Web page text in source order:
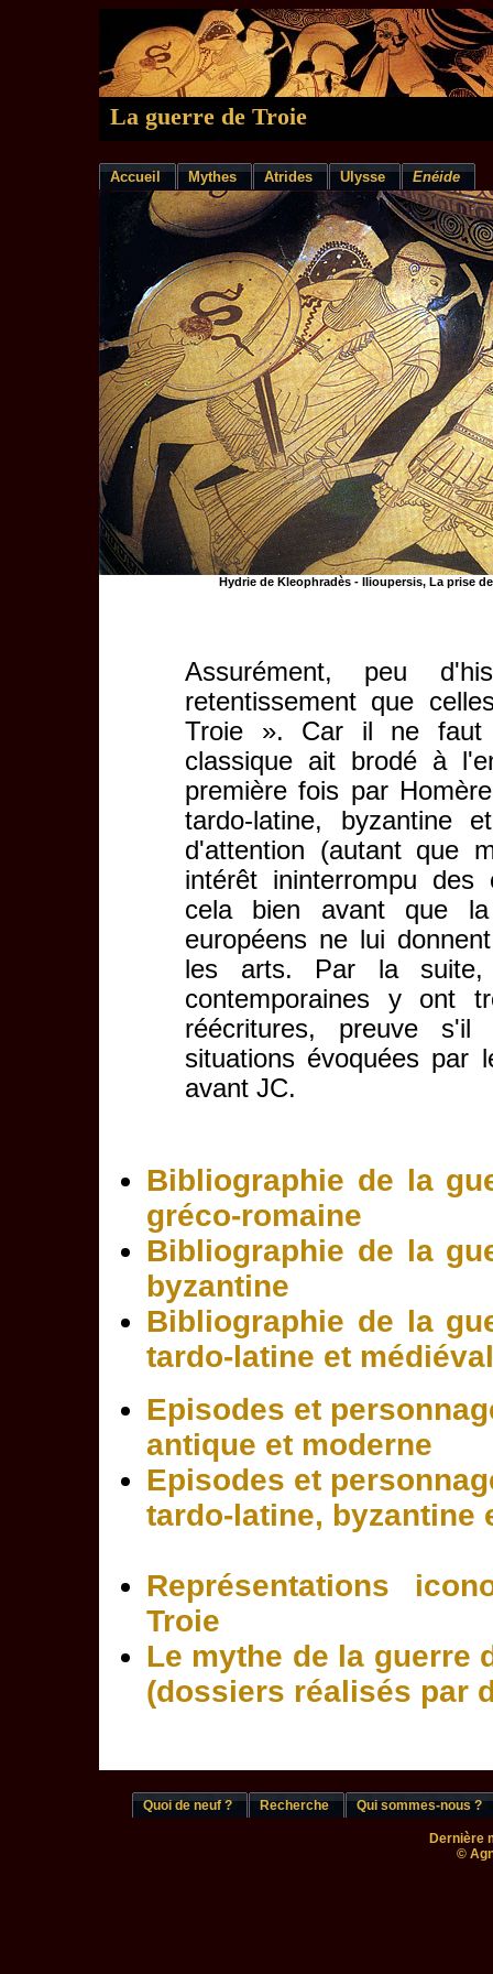
La guerre de Troie
Accueil Mythes Atrides Ulysse Enéide
Hydrie de Kleophradès - Ilioupersis, La prise
Assurément, peu
retentissement que
Troie ». Car il ne faut
classique ait brodé à
première fois par
tardo-latine, byzantine
d'attention (autant que
intérêt ininterrompu
cela bien avant que la
européens ne lui
les arts. Par la suite,
contemporaines y ont
réécritures, preuve
situations évoquées par
avant JC.
Bibliographie de la
gréco-romaine
Bibliographie de la
byzantine
Bibliographie de la
tardo-latine et
Episodes et
antique et moderne
Episodes et
tardo-latine, byzantine
Représentations
Troie
Le mythe de la guerre
(dossiers réalisés par
Quoi de neuf ? Recherche Qui sommes-nous ?
Dernière
©